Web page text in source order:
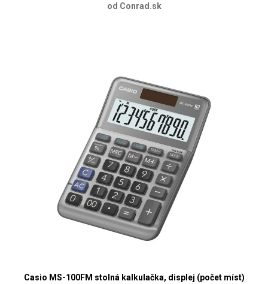
od Conrad.sk
Casio MS-100FM stolná kalkulačka, displej (počet míst)